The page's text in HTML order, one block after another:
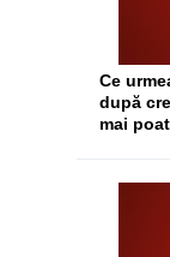
Ce
după
mai